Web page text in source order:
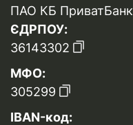
ПАО КБ ПриватБанк
ЄДРПОУ:
36143302
МФО:
305299
IBAN-код: